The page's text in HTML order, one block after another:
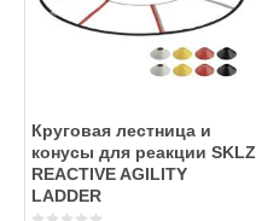
Круговая лестница и
конусы для реакции SKLZ
REACTIVE AGILITY
LADDER